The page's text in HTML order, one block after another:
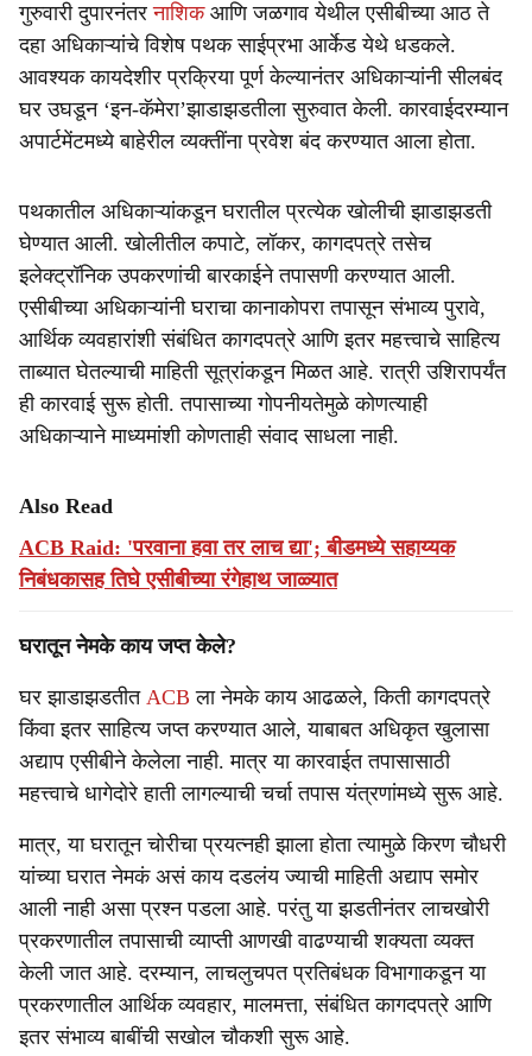
गुरुवारी दुपारनंतरनाशिकआणि जळगाव येथील एसीबीच्या आठ ते
दहा अधिकाऱ्यांचे विशेष पथक साईप्रभा आर्केड येथे धडकले.
आवश्यक कायदेशीर प्रक्रिया पूर्ण केल्यानंतर अधिकाऱ्यांनी सीलबंद
घर उघडून ‘इन-कॅमेरा’झाडाझडतीला सुरुवात केली. कारवाईदरम्यान
अपार्टमेंटमध्ये बाहेरील व्यक्तींना प्रवेश बंद करण्यात आला होता.
पथकातील अधिकाऱ्यांकडून घरातील प्रत्येक खोलीची झाडाझडती
घेण्यात आली. खोलीतील कपाटे, लॉकर, कागदपत्रे तसेच
इलेक्ट्रॉनिक उपकरणांची बारकाईने तपासणी करण्यात आली.
एसीबीच्या अधिकाऱ्यांनी घराचा कानाकोपरा तपासून संभाव्य पुरावे,
आर्थिक व्यवहारांशी संबंधित कागदपत्रे आणि इतर महत्त्वाचे साहित्य
ताब्यात घेतल्याची माहिती सूत्रांकडून मिळत आहे. रात्री उशिरापर्यंत
ही कारवाई सुरू होती. तपासाच्या गोपनीयतेमुळे कोणत्याही
अधिकाऱ्याने माध्यमांशी कोणताही संवाद साधला नाही.
Also Read
ACB Raid: 'परवाना हवा तर लाच द्या'; बीडमध्ये सहाय्यक
निबंधकासह तिघे एसीबीच्या रंगेहाथ जाळ्यात
घरातून नेमके काय जप्त केले?
घर झाडाझडतीतACB ला नेमके काय आढळले, किती कागदपत्रे
किंवा इतर साहित्य जप्त करण्यात आले, याबाबत अधिकृत खुलासा
अद्याप एसीबीने केलेला नाही. मात्र या कारवाईत तपासासाठी
महत्त्वाचे धागेदोरे हाती लागल्याची चर्चा तपास यंत्रणांमध्ये सुरू आहे.
मात्र, या घरातून चोरीचा प्रयत्नही झाला होता त्यामुळे किरण चौधरी
यांच्या घरात नेमकं असं काय दडलंय ज्याची माहिती अद्याप समोर
आली नाही असा प्रश्न पडला आहे. परंतु या झडतीनंतर लाचखोरी
प्रकरणातील तपासाची व्याप्ती आणखी वाढण्याची शक्यता व्यक्त
केली जात आहे. दरम्यान, लाचलुचपत प्रतिबंधक विभागाकडून या
प्रकरणातील आर्थिक व्यवहार, मालमत्ता, संबंधित कागदपत्रे आणि
इतर संभाव्य बाबींची सखोल चौकशी सुरू आहे.